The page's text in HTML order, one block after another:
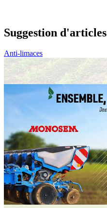
Suggestion d'articles
Anti-limaces